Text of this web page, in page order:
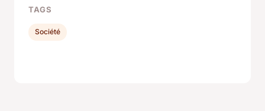
TAGS
Société